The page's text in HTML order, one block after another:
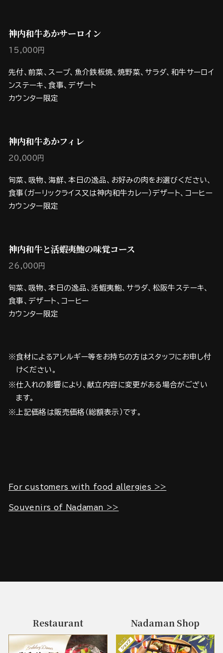
神内和牛あかサーロイン
15,000円
先付、前菜、スープ、魚介鉄板焼、焼野菜、サラダ、和牛サーロイ
ンステーキ、食事、デザート
カウンター限定
神内和牛あかフィレ
20,000円
旬菜、吸物、海鮮、本日の逸品、お好みの肉をお選びください、
食事（ガーリックライス又は神内和牛カレー）デザート、コーヒー
カウンター限定
神内和牛と活蝦夷鮑の味覚コース
26,000円
旬菜、吸物、本日の逸品、活蝦夷鮑、サラダ、松阪牛ステーキ、
食事、デザート、コーヒー
カウンター限定
※食材によるアレルギー等をお持ちの方はスタッフにお申し付
けください。
※仕入れの影響により、献立内容に変更がある場合がござい
ます。
※上記価格は販売価格（総額表示）です。
For customers with food allergies >>
Souvenirs of Nadaman >>
Restaurant Nadaman Shop